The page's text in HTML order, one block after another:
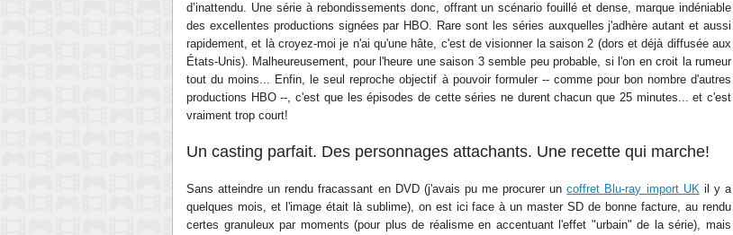
d’inattendu. Une série à rebondissements donc, offrant un scénario fouillé et dense, marque indéniable
des excellentes productions signées par HBO. Rare sont les séries auxquelles j'adhère autant et aussi
rapidement, et là croyez-moi je n'ai qu'une hâte, c'est de visionner la saison 2 (dors et déjà diffusée aux
États-Unis). Malheureusement, pour l'heure une saison 3 semble peu probable, si l'on en croit la rumeur
tout du moins... Enfin, le seul reproche objectif à pouvoir formuler -- comme pour bon nombre d'autres
productions HBO --, c'est que les épisodes de cette séries ne durent chacun que 25 minutes... et c'est
vraiment trop court!
Un casting parfait. Des personnages attachants. Une recette qui marche!
Sans atteindre un rendu fracassant en DVD (j'avais pu me procurer uncoffret Blu-ray import UKil y a
quelques mois, et l'image était là sublime), on est ici face à un master SD de bonne facture, au rendu
certes granuleux par moments (pour plus de réalisme en accentuant l'effet "urbain" de la série), mais